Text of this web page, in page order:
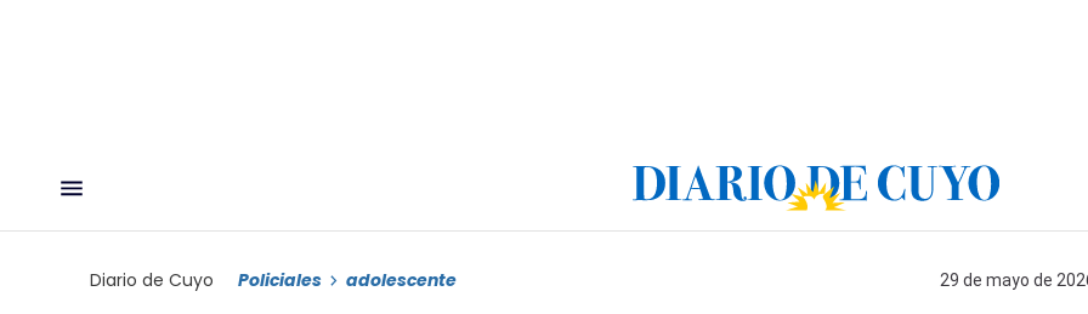
Diario de Cuyo Policiales adolescente 29 de mayo de